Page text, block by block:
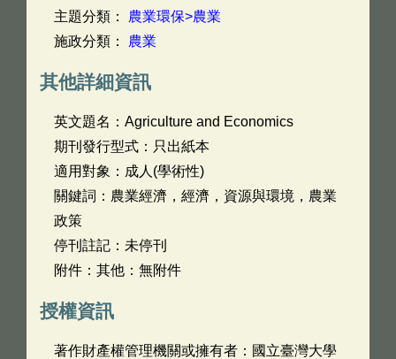
主題分類： 農業環保>農業
施政分類： 農業
其他詳細資訊
英文題名： Agriculture and Economics
期刊發行型式：只出紙本
適用對象：成人(學術性)
關鍵詞：農業經濟，經濟，資源與環境，農業
政策
停刊註記：未停刊
附件：其他：無附件
授權資訊
著作財產權管理機關或擁有者：國立臺灣大學